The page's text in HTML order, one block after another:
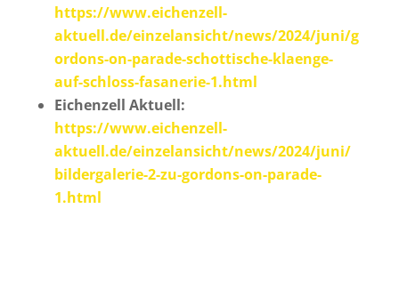
https://www.eichenzell-
aktuell.de/einzelansicht/news/2024/juni/g
ordons-on-parade-schottische-klaenge-
auf-schloss-fasanerie-1.html
Eichenzell Aktuell:
https://www.eichenzell-
aktuell.de/einzelansicht/news/2024/juni/
bildergalerie-2-zu-gordons-on-parade-
1.html